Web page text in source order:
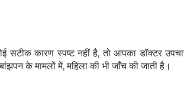
कारण स्पष्ट नहीं है, तो आपका डॉक्टर
के मामलों में, महिला की भी जाँच की जाती है।